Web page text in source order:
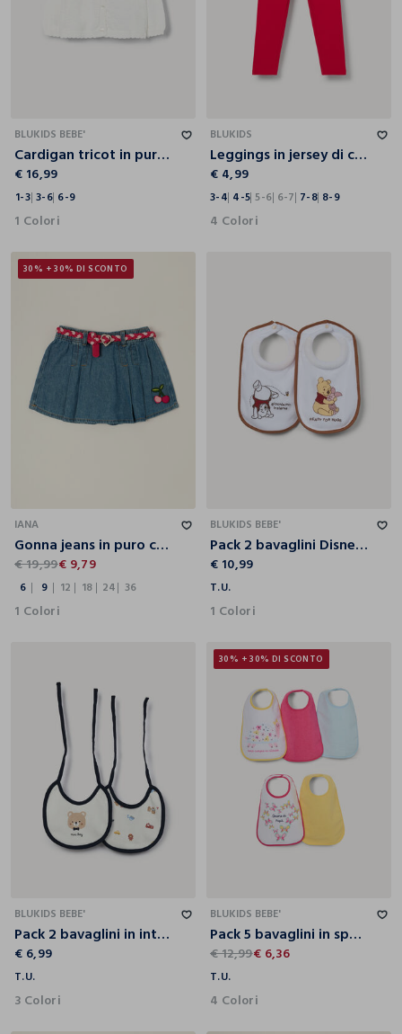
BLUKIDS BEBE'
Cardigan tricot in puro cotone neonata
€ 16,99
1-3 3-6 6-9
1 Colori
BLUKIDS
Leggings in jersey di cotone stretch bambina
€ 4,99
3-4 4-5 5-6 6-7 7-8 8-9
4 Colori
30% + 30% DI SCONTO
IANA
Gonna jeans in puro cotone con ricamo ciliegia da neonata
€ 19,99€ 9,79
6 9 12 18 24 36
1 Colori
BLUKIDS BEBE'
Pack 2 bavaglini Disney in spugna neonato
€ 10,99
T.U.
1 Colori
BLUKIDS BEBE'
Pack 2 bavaglini in interlock di puro cotone neonato
€ 6,99
T.U.
3 Colori
30% + 30% DI SCONTO
BLUKIDS BEBE'
Pack 5 bavaglini in spugna misto cotone neonata
€ 12,99€ 6,36
T.U.
4 Colori